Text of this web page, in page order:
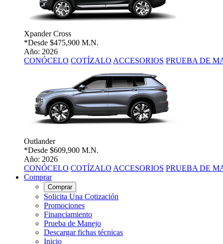
Xpander Cross
*Desde $475,900 M.N.
Año: 2026
CONÓCELO COTÍZALO ACCESORIOS PRUEBA DE
Outlander
*Desde $609,900 M.N.
Año: 2026
CONÓCELO COTÍZALO ACCESORIOS PRUEBA DE
Comprar
Comprar
Solicita Una Cotización
Promociones
Financiamiento
Prueba de Manejo
Descargar fichas técnicas
Inicio